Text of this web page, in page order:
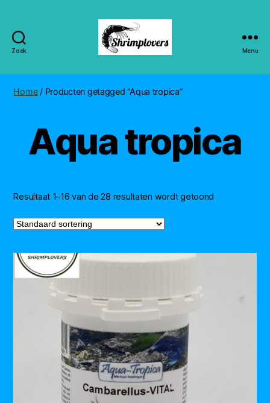
Zoek Menu
Home/ Producten getagged “Aqua tropica”
Aqua tropica
Resultaat 1–16 van de 28 resultaten wordt getoond